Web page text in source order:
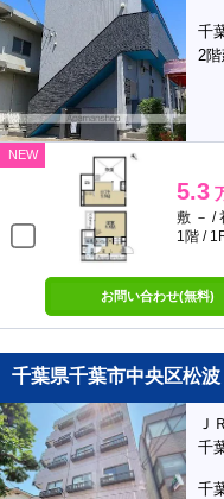
千
2
NEW
5.3
敷 － /
1階 /
お問い合わせ(無料)
千葉県千葉市中央区松波
Ｊ
千
千